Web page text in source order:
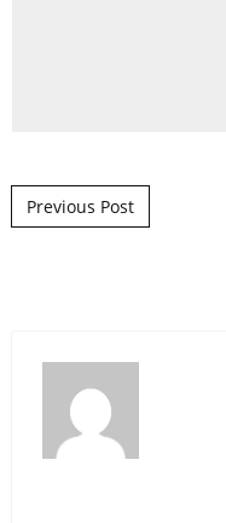
Post navigation
Previous Post